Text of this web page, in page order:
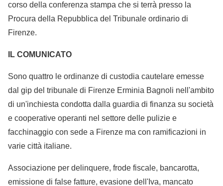
corso della conferenza stampa che si terrà presso la
Procura della Repubblica del Tribunale ordinario di
Firenze.
IL COMUNICATO
Sono quattro le ordinanze di custodia cautelare emesse
dal gip del tribunale di Firenze Erminia Bagnoli nell'ambito
di un'inchiesta condotta dalla guardia di finanza su società
e cooperative operanti nel settore delle pulizie e
facchinaggio con sede a Firenze ma con ramificazioni in
varie città italiane.
Associazione per delinquere, frode fiscale, bancarotta,
emissione di false fatture, evasione dell'Iva, mancato